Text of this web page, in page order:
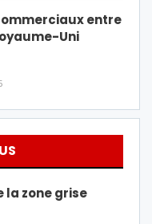
entre
Uni
la zone grise